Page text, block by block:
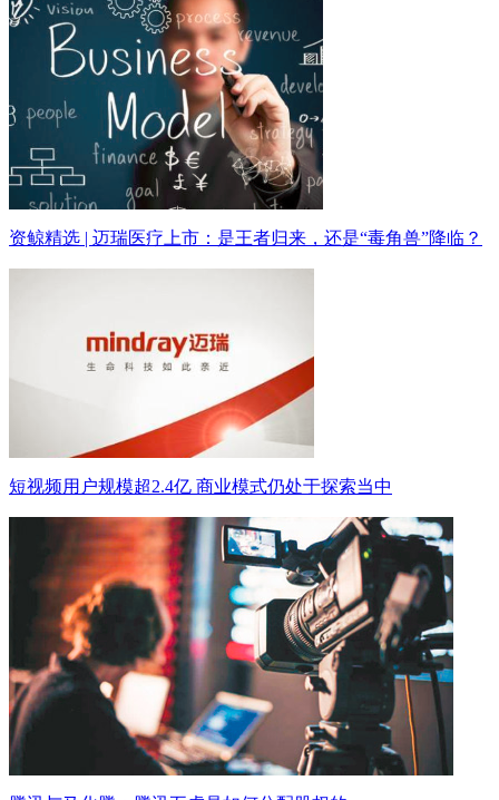
资鲸精选 | 迈瑞医疗上市：是王者归来，还是“毒角兽”降临？
短视频用户规模超2.4亿 商业模式仍处于探索当中